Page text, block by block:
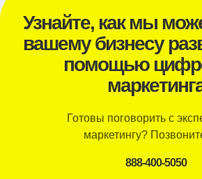
Узнайте, как мы
вашему бизнесу
помощью
Готовы поговорить с
маркетингу?
888-400-5050